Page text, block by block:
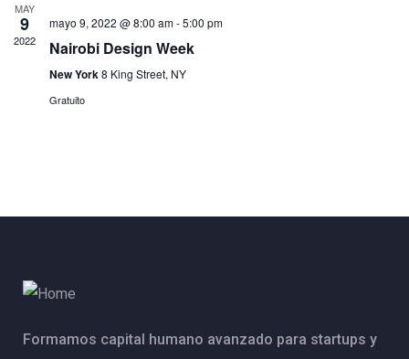
MAY
9
2022
mayo 9, 2022 @ 8:00 am-5:00 pm
Nairobi Design Week
New York8 King Street, NY
Gratuito
Formamos capital humano avanzado para startups y